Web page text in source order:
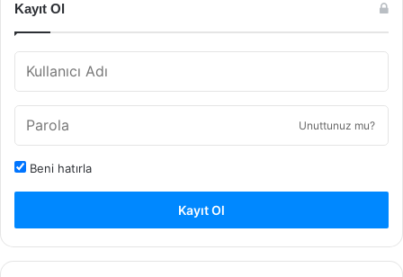
Kayıt Ol
Unuttunuz mu?
Beni hatırla
Kayıt Ol